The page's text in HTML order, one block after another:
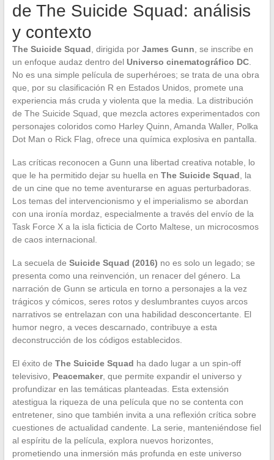
de The Suicide Squad: análisis
y contexto
The Suicide Squad , dirigida por James Gunn , se inscribe en
un enfoque audaz dentro del Universo cinematográfico DC.
No es una simple película de superhéroes; se trata de una obra
que, por su clasificación R en Estados Unidos, promete una
experiencia más cruda y violenta que la media. La distribución
de The Suicide Squad, que mezcla actores experimentados con
personajes coloridos como Harley Quinn, Amanda Waller, Polka
Dot Man o Rick Flag, ofrece una química explosiva en pantalla.
Las críticas reconocen a Gunn una libertad creativa notable, lo
que le ha permitido dejar su huella en The Suicide Squad , la
de un cine que no teme aventurarse en aguas perturbadoras.
Los temas del intervencionismo y el imperialismo se abordan
con una ironía mordaz, especialmente a través del envío de la
Task Force X a la isla ficticia de Corto Maltese, un microcosmos
de caos internacional.
La secuela de Suicide Squad (2016) no es solo un legado; se
presenta como una reinvención, un renacer del género. La
narración de Gunn se articula en torno a personajes a la vez
trágicos y cómicos, seres rotos y deslumbrantes cuyos arcos
narrativos se entrelazan con una habilidad desconcertante. El
humor negro, a veces descarnado, contribuye a esta
deconstrucción de los códigos establecidos.
El éxito de The Suicide Squad ha dado lugar a un spin-off
televisivo, Peacemaker, que permite expandir el universo y
profundizar en las temáticas planteadas. Esta extensión
atestigua la riqueza de una película que no se contenta con
entretener, sino que también invita a una reflexión crítica sobre
cuestiones de actualidad candente. La serie, manteniéndose fiel
al espíritu de la película, explora nuevos horizontes,
prometiendo una inmersión más profunda en este universo